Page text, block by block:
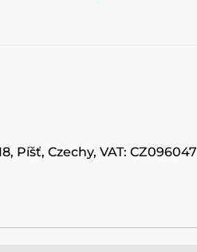
Píšť, Czechy, VAT: